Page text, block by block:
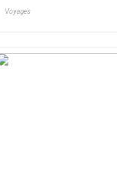
Voyages